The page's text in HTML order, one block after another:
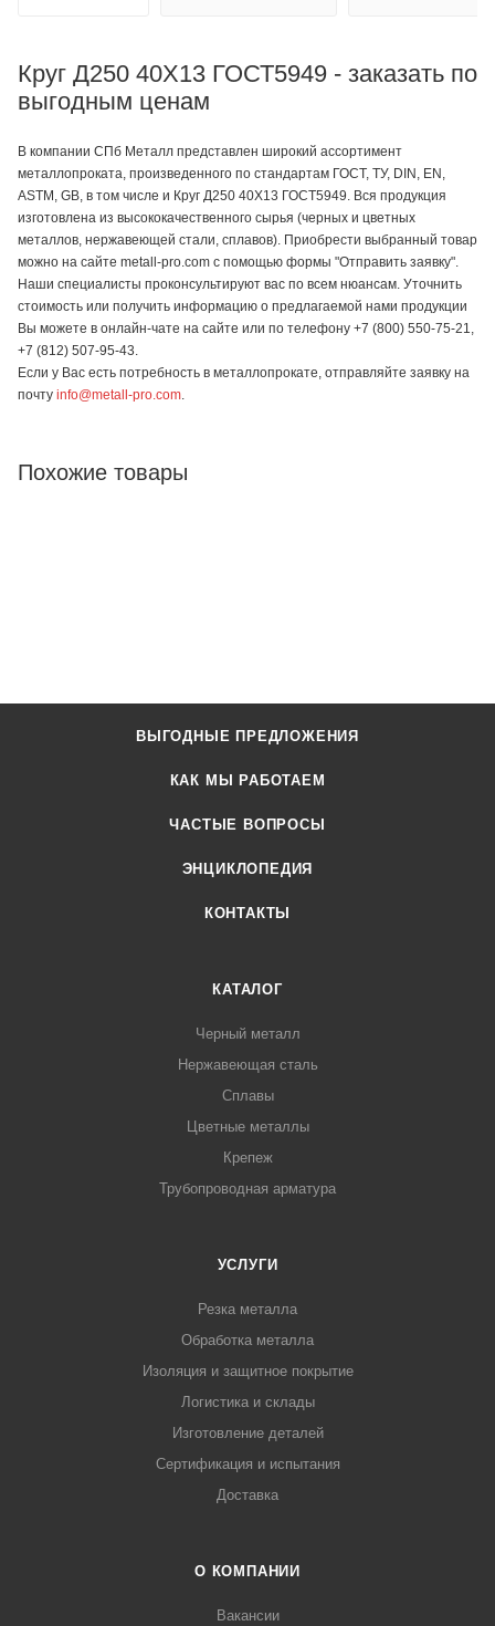
Круг Д250 40Х13 ГОСТ5949 - заказать по
выгодным ценам
В компании СПб Металл представлен широкий ассортимент
металлопроката, произведенного по стандартам ГОСТ, ТУ, DIN, EN,
ASTM, GB, в том числе и Круг Д250 40Х13 ГОСТ5949. Вся продукция
изготовлена из высококачественного сырья (черных и цветных
металлов, нержавеющей стали, сплавов). Приобрести выбранный товар
можно на сайте metall-pro.com с помощью формы "Отправить заявку".
Наши специалисты проконсультируют вас по всем нюансам. Уточнить
стоимость или получить информацию о предлагаемой нами продукции
Вы можете в онлайн-чате на сайте или по телефону +7 (800) 550-75-21,
+7 (812) 507-95-43.
Если у Вас есть потребность в металлопрокате, отправляйте заявку на
почту info@metall-pro.com
Похожие товары
ВЫГОДНЫЕ ПРЕДЛОЖЕНИЯ
КАК МЫ РАБОТАЕМ
ЧАСТЫЕ ВОПРОСЫ
ЭНЦИКЛОПЕДИЯ
КОНТАКТЫ
КАТАЛОГ
Черный металл
Нержавеющая сталь
Сплавы
Цветные металлы
Крепеж
Трубопроводная арматура
УСЛУГИ
Резка металла
Обработка металла
Изоляция и защитное покрытие
Логистика и склады
Изготовление деталей
Сертификация и испытания
Доставка
О КОМПАНИИ
Вакансии